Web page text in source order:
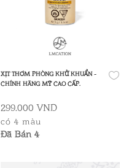
XỊT THƠM PHÒNG KHỬ KHUẨN -
CHÍNH HÃNG MỸ CAO CẤP.
299.000 VND
có 4 màu
Đã Bán 4